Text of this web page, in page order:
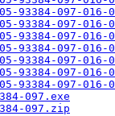
93384-097-016-
93384-097-016-
93384-097-016-
93384-097-016-
93384-097-016-
93384-097-016-
93384-097-016-
097.exe
097.zip